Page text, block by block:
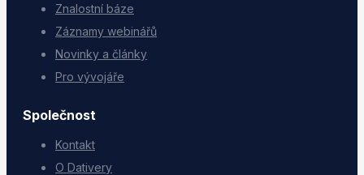
Znalostní báze
Záznamy webinářů
Novinky a články
Pro vývojáře
Společnost
Kontakt
O Dativery